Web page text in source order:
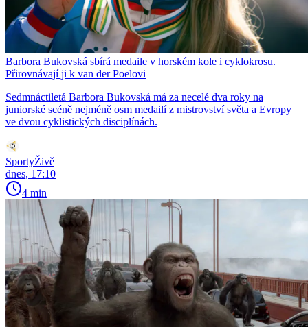
Barbora Bukovská sbírá medaile v horském kole i cyklokrosu.
Přirovnávají ji k van der Poelovi
Sedmnáctiletá Barbora Bukovská má za necelé dva roky na
juniorské scéně nejméně osm medailí z mistrovství světa a Evropy
ve dvou cyklistických disciplínách.
SportyŽivě
dnes, 17:10
4 min